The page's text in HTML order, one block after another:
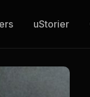
uStorier